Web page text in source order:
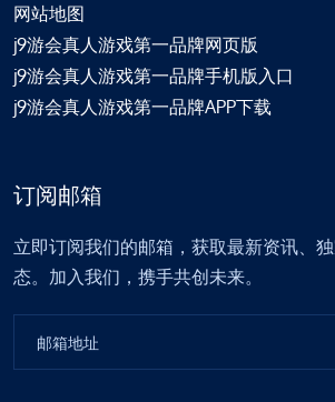
网站地图
j9游会真人游戏第一品牌网页版
j9游会真人游戏第一品牌手机版入口
j9游会真人游戏第一品牌APP下载
订阅邮箱
立即订阅我们的邮箱，获取最新资讯、
态。加入我们，携手共创未来。